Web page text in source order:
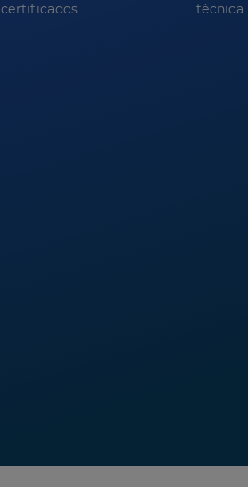
certificados
técnica